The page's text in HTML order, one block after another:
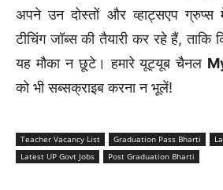
अपने उन दोस्तों और व्हाट्सएप
टीचिंग जॉब्स की तैयारी कर रहे हैं, ताकि
यह मौका न छूटे। हमारे यूट्यूब चैनल
को भी सब्सक्राइब करना न भूलें!
Teacher Vacancy List Graduation Pass Bharti
Latest UP Govt Jobs
Post Graduation Bharti